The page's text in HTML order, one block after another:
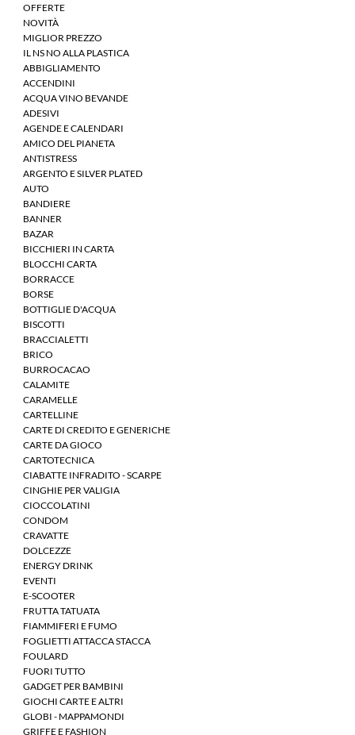
OFFERTE
NOVITÀ
MIGLIOR PREZZO
IL NS NO ALLA PLASTICA
ABBIGLIAMENTO
ACCENDINI
ACQUA VINO BEVANDE
ADESIVI
AGENDE E CALENDARI
AMICO DEL PIANETA
ANTISTRESS
ARGENTO E SILVER PLATED
AUTO
BANDIERE
BANNER
BAZAR
BICCHIERI IN CARTA
BLOCCHI CARTA
BORRACCE
BORSE
BOTTIGLIE D'ACQUA
BISCOTTI
BRACCIALETTI
BRICO
BURROCACAO
CALAMITE
CARAMELLE
CARTELLINE
CARTE DI CREDITO E GENERICHE
CARTE DA GIOCO
CARTOTECNICA
CIABATTE INFRADITO - SCARPE
CINGHIE PER VALIGIA
CIOCCOLATINI
CONDOM
CRAVATTE
DOLCEZZE
ENERGY DRINK
EVENTI
E-SCOOTER
FRUTTA TATUATA
FIAMMIFERI E FUMO
FOGLIETTI ATTACCA STACCA
FOULARD
FUORI TUTTO
GADGET PER BAMBINI
GIOCHI CARTE E ALTRI
GLOBI - MAPPAMONDI
GRIFFE E FASHION